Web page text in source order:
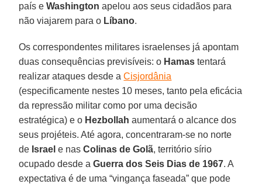
país eWashington apelou aos seus cidadãos para
não viajarem para o Líbano.
Os correspondentes militares israelenses já apontam
duas consequências previsíveis: o Hamas tentará
realizar ataques desde aCisjordânia
(especificamente nestes 10 meses, tanto pela eficácia
da repressão militar como por uma decisão
estratégica) e o Hezbollah aumentará o alcance dos
seus projéteis. Até agora, concentraram-se no norte
de Israel e nasColinas de Golã, território sírio
ocupado desde aGuerra dos Seis Dias de 1967. A
expectativa é de uma “vingança faseada” que pode